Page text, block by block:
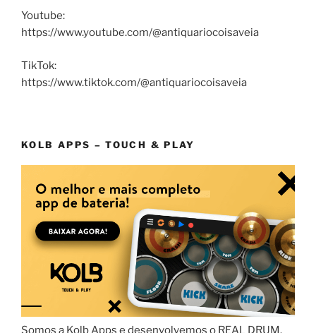
Youtube:
https://www.youtube.com/@antiquariocoisaveia
TikTok:
https://www.tiktok.com/@antiquariocoisaveia
KOLB APPS – TOUCH & PLAY
Somos a Kolb Apps e desenvolvemos o REAL DRUM.